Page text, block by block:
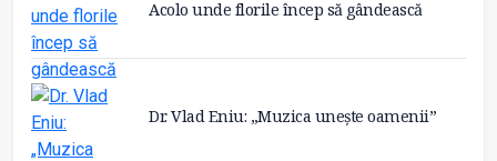
Acolo unde florile încep să gândească
Dr. Vlad Eniu: „Muzica unește oamenii”